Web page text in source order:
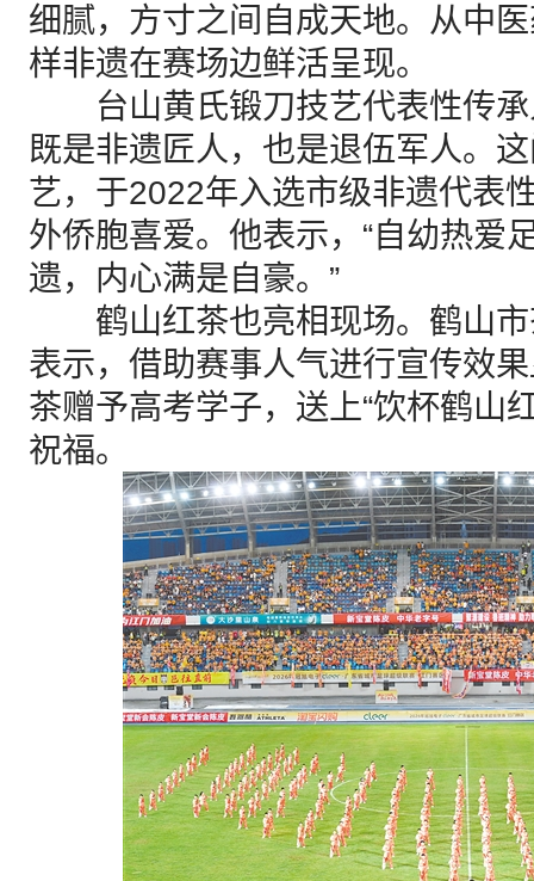
细腻，方寸之间自成天地。从中
样非遗在赛场边鲜活呈现。
台山黄氏锻刀技艺代表性传承
既是非遗匠人，也是退伍军人。
艺，于2022年入选市级非遗代表
外侨胞喜爱。他表示，“自幼热爱
遗，内心满是自豪。”
鹤山红茶也亮相现场。鹤山市
表示，借助赛事人气进行宣传效
茶赠予高考学子，送上“饮杯鹤山
祝福。